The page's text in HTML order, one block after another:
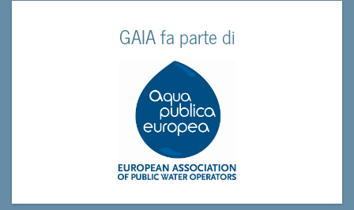
GAIA fa parte di